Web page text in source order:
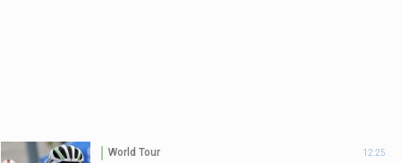
World Tour 12:25